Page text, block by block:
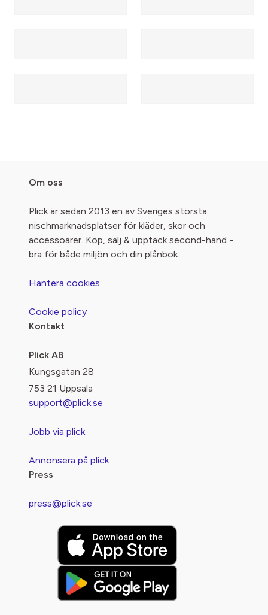
Om oss
Plick är sedan 2013 en av Sveriges största
nischmarknadsplatser för kläder, skor och
accessoarer. Köp, sälj & upptäck second-hand -
bra för både miljön och din plånbok.
Hantera cookies
Cookie policy
Kontakt
Plick AB
Kungsgatan 28
753 21 Uppsala
support@plick.se
Jobb via plick
Annonsera på plick
Press
press@plick.se